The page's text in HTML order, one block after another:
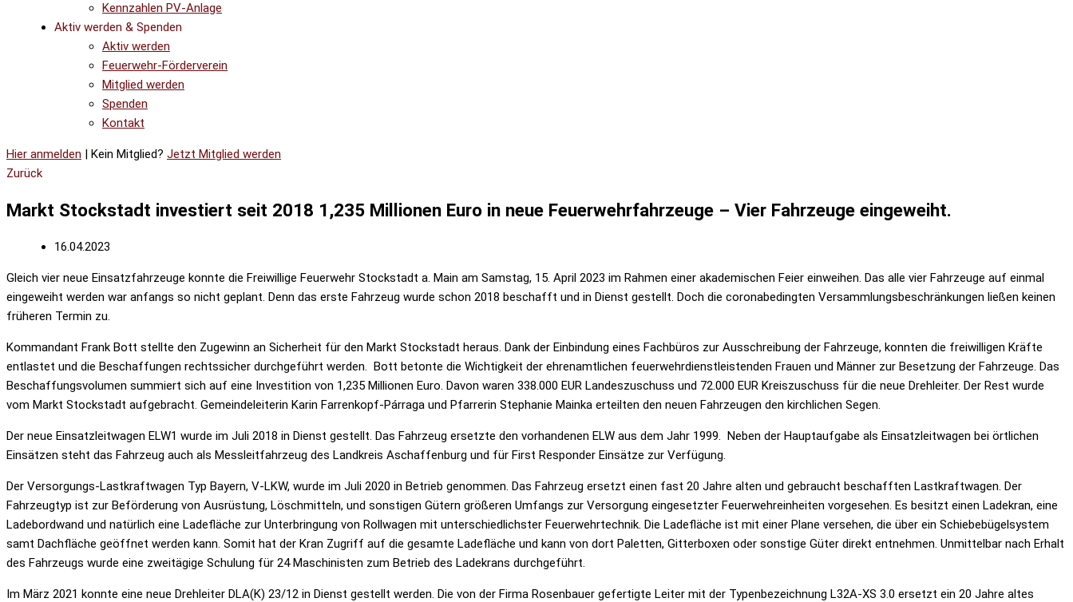
Kennzahlen PV-Anlage
Aktiv werden & Spenden
Aktiv werden
Feuerwehr-Förderverein
Mitglied werden
Spenden
Kontakt
Hier anmelden | Kein Mitglied? Jetzt Mitglied werden
Zurück
Markt Stockstadt investiert seit 2018 1,235 Millionen Euro in neue Feuerwehrfahrzeuge – Vier Fahrzeuge eingeweiht.
16.04.2023
Gleich vier neue Einsatzfahrzeuge konnte die Freiwillige Feuerwehr Stockstadt a. Main am Samstag, 15. April 2023 im Rahmen einer akademischen Feier einweihen. Das alle vier Fahrzeuge auf einmal
eingeweiht werden war anfangs so nicht geplant. Denn das erste Fahrzeug wurde schon 2018 beschafft und in Dienst gestellt. Doch die coronabedingten Versammlungsbeschränkungen ließen keinen
früheren Termin zu.
Kommandant Frank Bott stellte den Zugewinn an Sicherheit für den Markt Stockstadt heraus. Dank der Einbindung eines Fachbüros zur Ausschreibung der Fahrzeuge, konnten die freiwilligen Kräfte
entlastet und die Beschaffungen rechtssicher durchgeführt werden. Bott betonte die Wichtigkeit der ehrenamtlichen feuerwehrdienstleistenden Frauen und Männer zur Besetzung der Fahrzeuge. Das
Beschaffungsvolumen summiert sich auf eine Investition von 1,235 Millionen Euro. Davon waren 338.000 EUR Landeszuschuss und 72.000 EUR Kreiszuschuss für die neue Drehleiter. Der Rest wurde
vom Markt Stockstadt aufgebracht. Gemeindeleiterin Karin Farrenkopf-Párraga und Pfarrerin Stephanie Mainka erteilten den neuen Fahrzeugen den kirchlichen Segen.
Der neue Einsatzleitwagen ELW1 wurde im Juli 2018 in Dienst gestellt. Das Fahrzeug ersetzte den vorhandenen ELW aus dem Jahr 1999. Neben der Hauptaufgabe als Einsatzleitwagen bei örtlichen
Einsätzen steht das Fahrzeug auch als Messleitfahrzeug des Landkreis Aschaffenburg und für First Responder Einsätze zur Verfügung.
Der Versorgungs-Lastkraftwagen Typ Bayern, V-LKW, wurde im Juli 2020 in Betrieb genommen. Das Fahrzeug ersetzt einen fast 20 Jahre alten und gebraucht beschafften Lastkraftwagen. Der
Fahrzeugtyp ist zur Beförderung von Ausrüstung, Löschmitteln, und sonstigen Gütern größeren Umfangs zur Versorgung eingesetzter Feuerwehreinheiten vorgesehen. Es besitzt einen Ladekran, eine
Ladebordwand und natürlich eine Ladefläche zur Unterbringung von Rollwagen mit unterschiedlichster Feuerwehrtechnik. Die Ladefläche ist mit einer Plane versehen, die über ein Schiebebügelsystem
samt Dachfläche geöffnet werden kann. Somit hat der Kran Zugriff auf die gesamte Ladefläche und kann von dort Paletten, Gitterboxen oder sonstige Güter direkt entnehmen. Unmittelbar nach Erhalt
des Fahrzeugs wurde eine zweitägige Schulung für 24 Maschinisten zum Betrieb des Ladekrans durchgeführt.
Im März 2021 konnte eine neue Drehleiter DLA(K) 23/12 in Dienst gestellt werden. Die von der Firma Rosenbauer gefertigte Leiter mit der Typenbezeichnung L32A-XS 3.0 ersetzt ein 20 Jahre altes